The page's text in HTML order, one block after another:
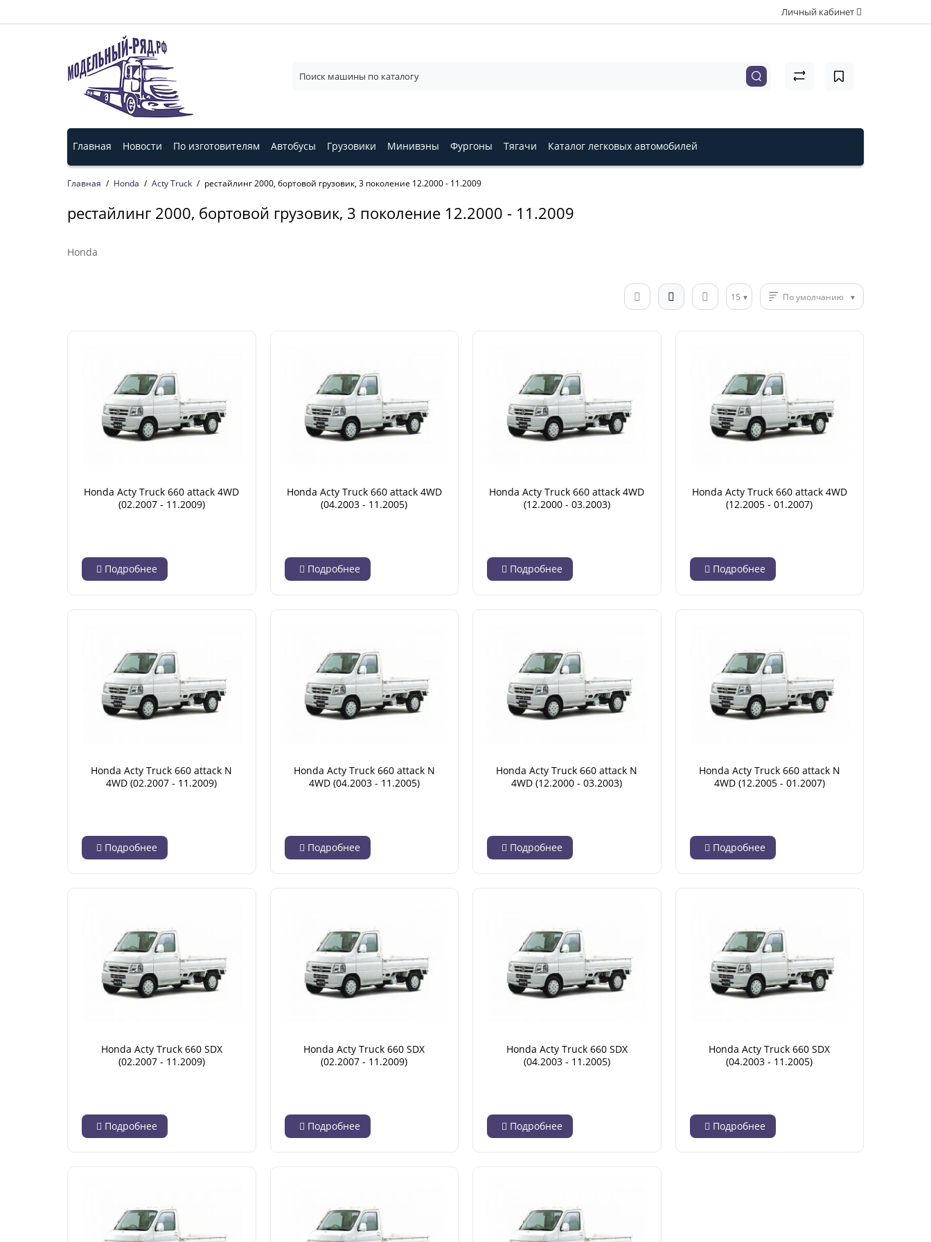
Личный кабинет
Главная Новости По изготовителям Автобусы Грузовики Минивэны Фургоны Тягачи Каталог легковых автомобилей
Главная Honda Acty Truck рестайлинг 2000, бортовой грузовик, 3 поколение 12.2000 - 11.2009
рестайлинг 2000, бортовой грузовик, 3 поколение 12.2000 - 11.2009
Honda
15 По умолчанию
Honda Acty Truck 660 attack 4WD
(02.2007 - 11.2009)
Подробнее
Honda Acty Truck 660 attack 4WD
(04.2003 - 11.2005)
Подробнее
Honda Acty Truck 660 attack 4WD
(12.2000 - 03.2003)
Подробнее
Honda Acty Truck 660 attack 4WD
(12.2005 - 01.2007)
Подробнее
Honda Acty Truck 660 attack N
4WD (02.2007 - 11.2009)
Подробнее
Honda Acty Truck 660 attack N
4WD (04.2003 - 11.2005)
Подробнее
Honda Acty Truck 660 attack N
4WD (12.2000 - 03.2003)
Подробнее
Honda Acty Truck 660 attack N
4WD (12.2005 - 01.2007)
Подробнее
Honda Acty Truck 660 SDX
(02.2007 - 11.2009)
Подробнее
Honda Acty Truck 660 SDX
(02.2007 - 11.2009)
Подробнее
Honda Acty Truck 660 SDX
(04.2003 - 11.2005)
Подробнее
Honda Acty Truck 660 SDX
(04.2003 - 11.2005)
Подробнее